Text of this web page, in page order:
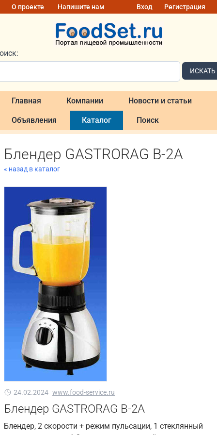
О проекте Напишите нам Вход Регистрация
ИСКАТЬ
Главная Компании Новости и статьи
Объявления Каталог Поиск
Блендер GASTRORAG B-2A
« назад в каталог
24.02.2024 www.food-service.ru
Блендер GASTRORAG B-2A
Блендер, 2 скорости + режим пульсации, 1 стеклянный